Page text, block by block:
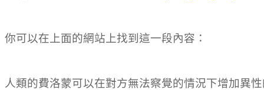
你可以在上面的網站上找到這一段內容：
人類的費洛蒙可以在對方無法察覺的情況下增加異